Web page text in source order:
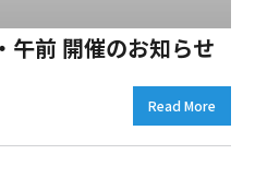
午前 開催のお知らせ
Read More